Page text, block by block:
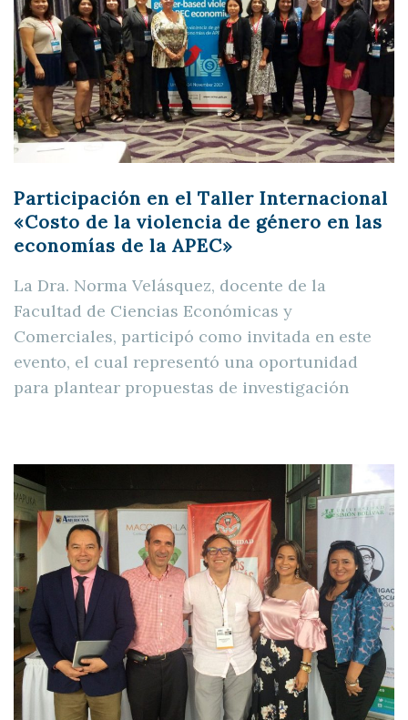
Participación en el Taller Internacional
«Costo de la violencia de género en las
economías de la APEC»
La Dra. Norma Velásquez, docente de la
Facultad de Ciencias Económicas y
Comerciales, participó como invitada en este
evento, el cual representó una oportunidad
para plantear propuestas de investigación